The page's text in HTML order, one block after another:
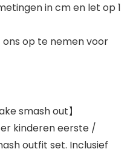
in cm en let op 1
op te nemen voor
smash out】
kinderen eerste /
outfit set. Inclusief